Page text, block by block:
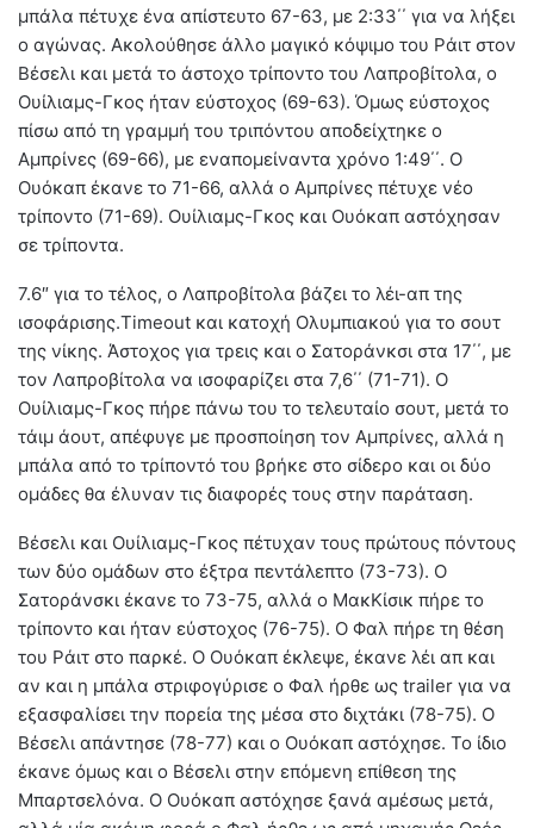
μπάλα πέτυχε ένα απίστευτο 67-63, με 2:33΄΄ για να λήξει
ο αγώνας. Ακολούθησε άλλο μαγικό κόψιμο του Ράιτ στον
Βέσελι και μετά το άστοχο τρίποντο του Λαπροβίτολα, ο
Ουίλιαμς-Γκος ήταν εύστοχος (69-63). Όμως εύστοχος
πίσω από τη γραμμή του τριπόντου αποδείχτηκε ο
Αμπρίνες (69-66), με εναπομείναντα χρόνο 1:49΄΄. Ο
Ουόκαπ έκανε το 71-66, αλλά ο Αμπρίνες πέτυχε νέο
τρίποντο (71-69). Ουίλιαμς-Γκος και Ουόκαπ αστόχησαν
σε τρίποντα.
7.6″ για το τέλος, ο Λαπροβίτολα βάζει το λέι-απ της
ισοφάρισης.Timeout και κατοχή Ολυμπιακού για το σουτ
της νίκης. Άστοχος για τρεις και ο Σατοράνκσι στα 17΄΄, με
τον Λαπροβίτολα να ισοφαρίζει στα 7,6΄΄ (71-71). Ο
Ουίλιαμς-Γκος πήρε πάνω του το τελευταίο σουτ, μετά το
τάιμ άουτ, απέφυγε με προσποίηση τον Αμπρίνες, αλλά η
μπάλα από το τρίποντό του βρήκε στο σίδερο και οι δύο
ομάδες θα έλυναν τις διαφορές τους στην παράταση.
Βέσελι και Ουίλιαμς-Γκος πέτυχαν τους πρώτους πόντους
των δύο ομάδων στο έξτρα πεντάλεπτο (73-73). Ο
Σατοράνσκι έκανε το 73-75, αλλά ο ΜακΚίσικ πήρε το
τρίποντο και ήταν εύστοχος (76-75). Ο Φαλ πήρε τη θέση
του Ράιτ στο παρκέ. Ο Ουόκαπ έκλεψε, έκανε λέι απ και
αν και η μπάλα στριφογύρισε ο Φαλ ήρθε ως trailer για να
εξασφαλίσει την πορεία της μέσα στο διχτάκι (78-75). Ο
Βέσελι απάντησε (78-77) και ο Ουόκαπ αστόχησε. Το ίδιο
έκανε όμως και ο Βέσελι στην επόμενη επίθεση της
Μπαρτσελόνα. Ο Ουόκαπ αστόχησε ξανά αμέσως μετά,